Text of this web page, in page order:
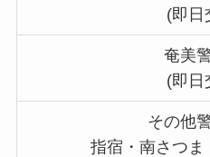
(即日
奄美
(即日
その他
指宿・南さつま